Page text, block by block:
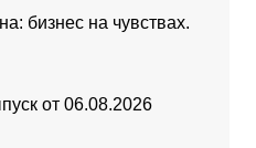
бизнес на чувствах.
от 06.08.2026